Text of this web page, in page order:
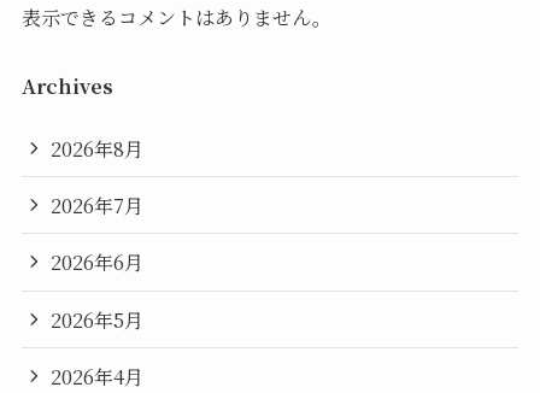
表示できるコメントはありません。
Archives
2026年8月
2026年7月
2026年6月
2026年5月
2026年4月